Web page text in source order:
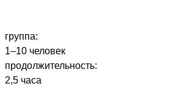
группа:
1–10 человек
продолжительность:
2,5 часа